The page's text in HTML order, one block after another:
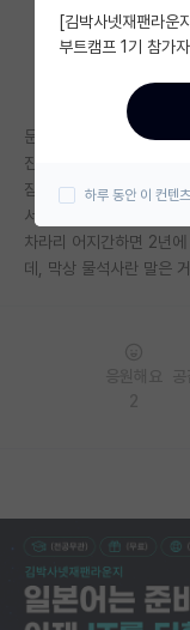
미국 유학 게시판
미국 대학원 합
대학원생 모집 게
연구실(PI) 홍보
석박사 채용 정
PI 전용 게시판
인문사회 계열 게
특수/전문대학원
문과 쪽은 제가 잘 몰라
진짜 엄청 힘들게 구르는
잠도 제대로 못이루고,
서요. 그리고 박사는 더
차라리 어지간하면 2년
데, 막상 물석사란 말은
[김박사넷재팬라운
부트캠프 1기 참가
하루 동안 이 컨텐